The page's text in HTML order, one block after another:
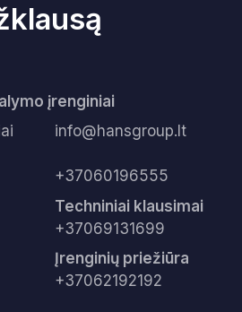
įrenginiai
info@hansgroup.lt
+37060196555
Techniniai klausimai
+37069131699
Įrenginių priežiūra
+37062192192